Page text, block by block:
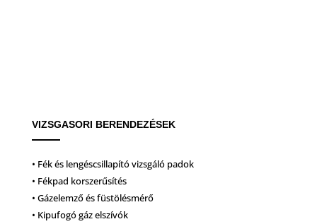
VIZSGASORI BERENDEZÉSEK
• Fék és lengéscsillapító vizsgáló padok
• Fékpad korszerűsítés
• Gázelemző és füstölésmérő
• Kipufogó gáz elszívók